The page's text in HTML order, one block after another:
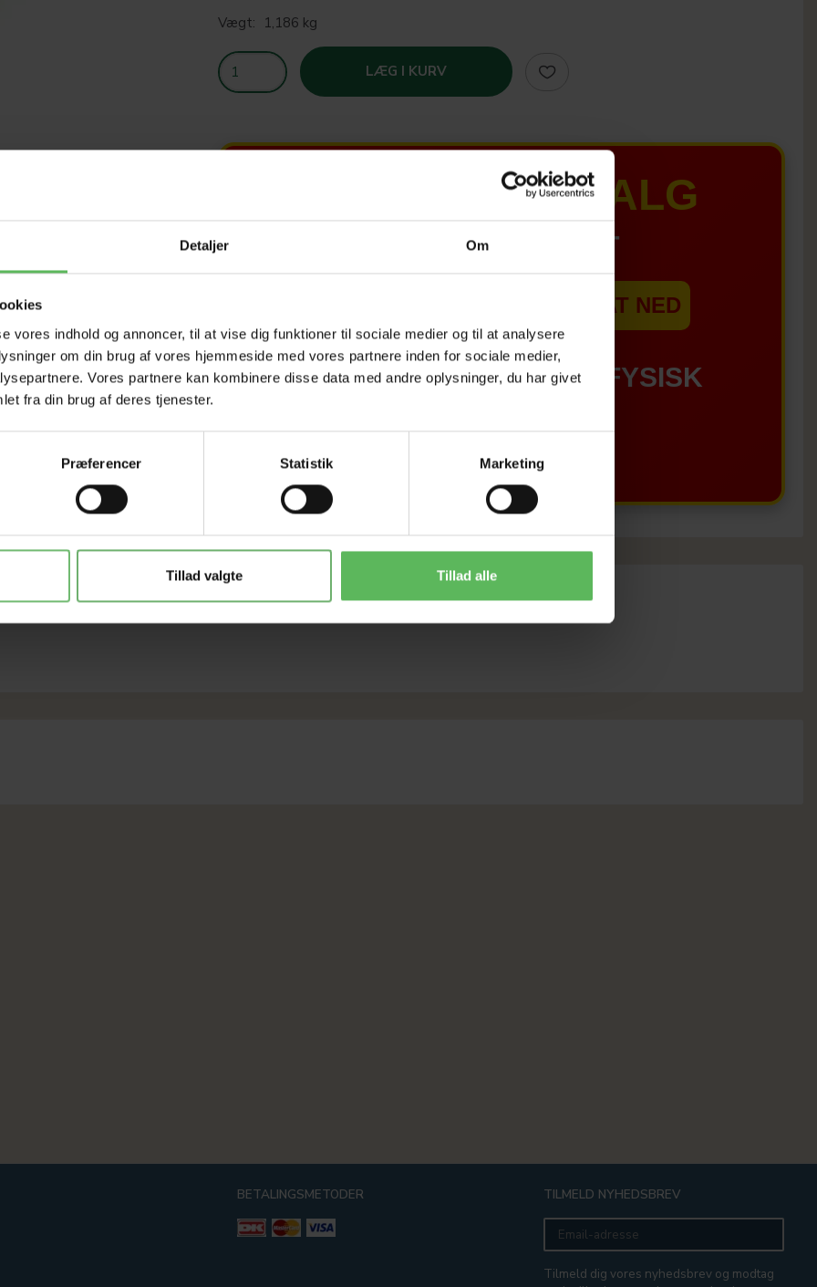
Detaljer Om
vores indhold og annoncer, til at vise dig funktioner til sociale medier og til at analysere
om din brug af vores hjemmeside med vores partnere inden for sociale medier,
Vores partnere kan kombinere disse data med andre oplysninger, du har givet
fra din brug af deres tjenester.
Præferencer Statistik Marketing
Tillad valgte Tillad alle
Vægt: 1,186 kg
LÆG I KURV
SOMMER UDSALG
TIL D. 8 AUGUST
HELE WEBSHOPPEN ER SAT NED
Tilbud GÆLDER IKKE I FYSISK
BUTIKKERE
BETALINGSMETODER
TILMELD NYHEDSBREV
Email-
adresse
Tilmeld dig vores nyhedsbrev og modtag